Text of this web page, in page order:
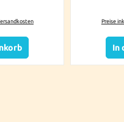
Preise
In